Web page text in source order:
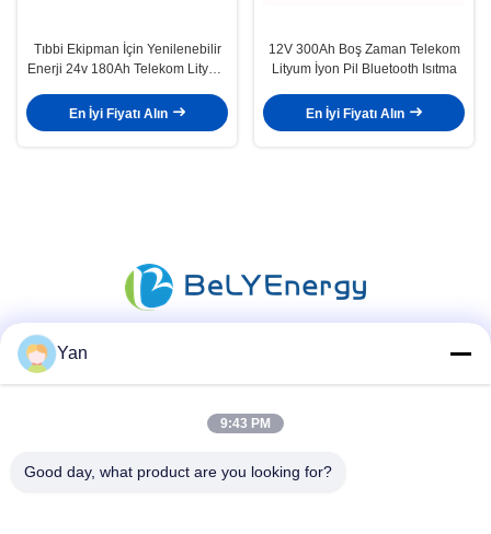
Tıbbi Ekipman İçin Yenilenebilir
Enerji 24v 180Ah Telekom Lityum
En İyi Fiyatı Alın
12V 300Ah Boş Zaman Telekom
Lityum İyon Pil Bluetooth Isıtma
En İyi Fiyatı Alın
Hızlı iletişim
Yan
9:43 PM
Good day, what product are you looking for?